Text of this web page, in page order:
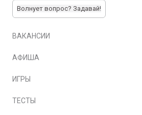
Волнует вопрос? Задавай!
ВАКАНСИИ
АФИША
ИГРЫ
ТЕСТЫ